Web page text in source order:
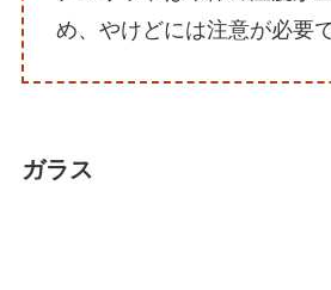
め、やけどには注意が必要で
ガラス